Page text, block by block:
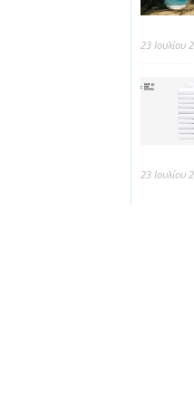
23 Ιουλίου
23 Ιουλίου